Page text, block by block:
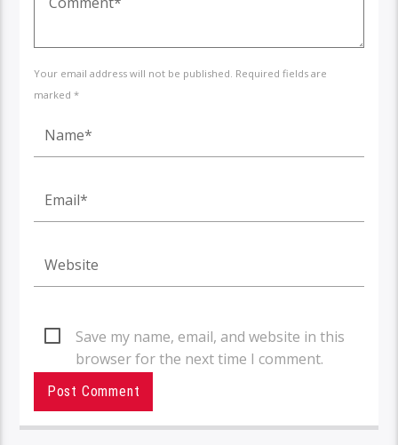
Your email address will not be published. Required fields are
marked *
Save my name, email, and website in this
browser for the next time I comment.